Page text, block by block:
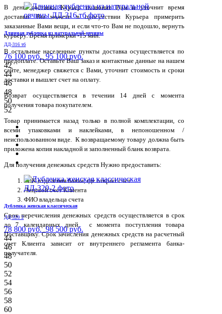
В день доставки Курьер позвонит Вам и уточнит время
доставки. Вы можете в присутствии Курьера примерить
заказанные Вами вещи, и если что-то Вам не подошло, вернуть
курьеру. Время примерки -15 мин.
В остальные населенные пункты доставка осуществляется по
предоплате. Оставьте Ваш заказ и контактные данные на нашем
сайте, менеджер свяжется с Вами, уточнит стоимость и сроки
доставки и вышлет счет на оплату.
Возврат осуществляется в течении 14 дней с момента
получения товара покупателем.
Товар принимается назад только в полной комплектации, со
всеми упаковками и наклейками, в непоношенном /
неиспользованном виде. К возвращаемому товару должна быть
приложена копия накладной и заполненный бланк возврата.
Для получения денежных средств Нужно предоставить:
БИК отделения банка, где открыт счет
Лицевой счет Клиента
ФИО владельца счета
Срок перечисления денежных средств осуществляется в срок
до 7 календарных дней, с момента поступления товара
Поставщику. Срок зачисления денежных средств на расчетный
счет Клиента зависит от внутреннего регламента банка-
получателя.
Длинная дубленка из натуральной овчины
ДД-316 тб
76 100 руб. 95 100 руб.
42
44
46
48
50
52
Дубленка женская классическая
ДД-320 2
78 800 руб. 98 500 руб.
44
46
48
50
52
54
56
58
60